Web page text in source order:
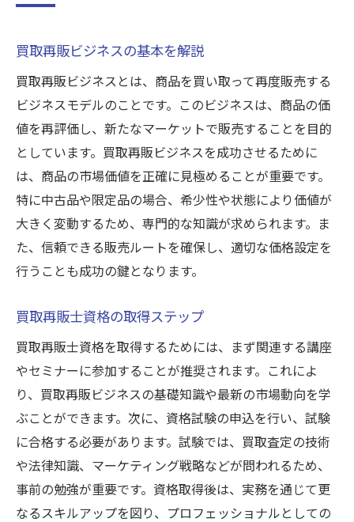
買取再販ビジネスの基本を解説
買取再販ビジネスとは、商品を買い取って再度販売する
ビジネスモデルのことです。このビジネスは、商品の価
値を再評価し、新たなマーケットで販売することを目的
としています。買取再販ビジネスを成功させるために
は、商品の市場価値を正確に見極めることが重要です。
特に中古品や限定品の場合、希少性や状態により価値が
大きく変動するため、専門的な知識が求められます。ま
た、信頼できる販売ルートを確保し、適切な価格設定を
行うことも成功の鍵となります。
買取再販士資格の取得ステップ
買取再販士資格を取得するためには、まず関連する講座
やセミナーに参加することが推奨されます。これによ
り、買取再販ビジネスの基礎知識や最新の市場動向を学
ぶことができます。次に、資格試験の申込を行い、試験
に合格する必要があります。試験では、買取査定の技術
や法律知識、マーケティング戦略などが問われるため、
事前の勉強が重要です。資格取得後は、実務を通じて更
なるスキルアップを図り、プロフェッショナルとしての